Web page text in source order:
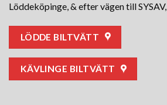
Löddeköpinge, & efter vägen till
LÖDDE BILTVÄTT
KÄVLINGE BILTVÄTT